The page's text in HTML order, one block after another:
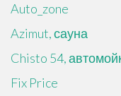
Auto_zone
Azimut, сауна
Chisto 54,
Fix Price